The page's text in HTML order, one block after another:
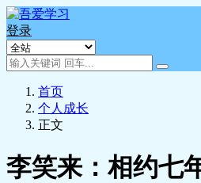
登录
首页
个人成长
正文
李笑来：相约七